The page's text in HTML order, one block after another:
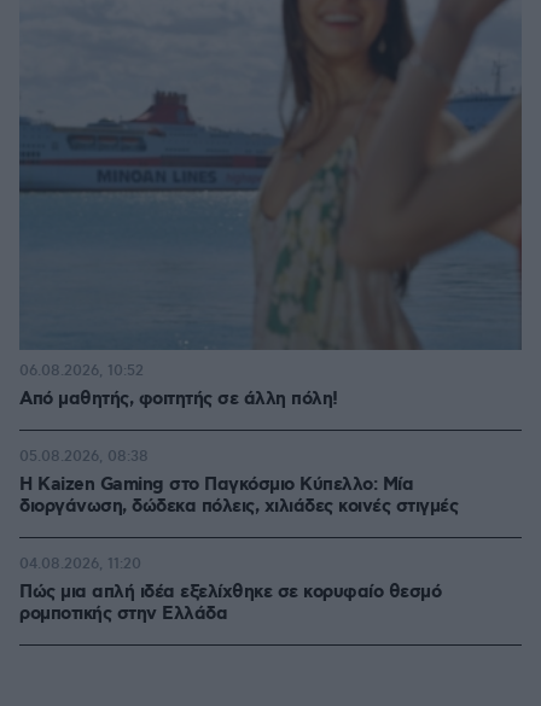
Από μαθητής, φοιτητής σε άλλη πόλη!
06.08.2026, 10:52
H Kaizen Gaming στο Παγκόσμιο Kύπελλο: Μία
διοργάνωση, δώδεκα πόλεις, χιλιάδες κοινές στιγμές
05.08.2026, 08:38
Πώς μια απλή ιδέα εξελίχθηκε σε κορυφαίο θεσμό
ρομποτικής στην Ελλάδα
04.08.2026, 11:20